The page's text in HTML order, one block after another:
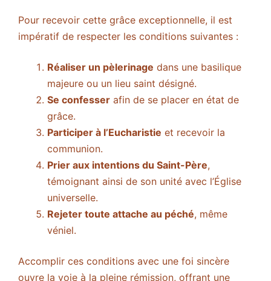
Pour recevoir cette grâce exceptionnelle, il est
impératif de respecter les conditions suivantes :
Réaliser un pèlerinage dans une basilique
majeure ou un lieu saint désigné.
Se confesser afin de se placer en état de
grâce.
Participer à l’Eucharistie et recevoir la
communion.
Prier aux intentions du Saint-Père,
témoignant ainsi de son unité avec l’Église
universelle.
Rejeter toute attache au péché, même
véniel.
Accomplir ces conditions avec une foi sincère
ouvre la voie à la pleine rémission, offrant une